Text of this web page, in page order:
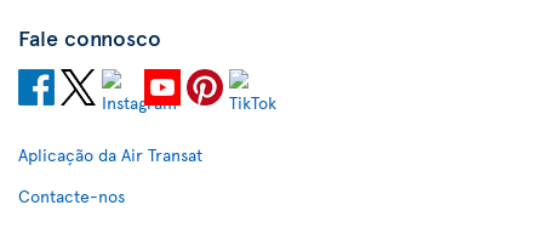
Fale connosco
Aplicação da Air Transat
Contacte-nos